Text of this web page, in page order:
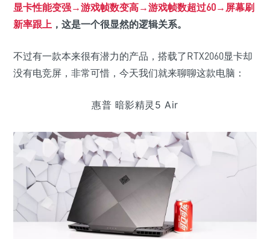
显卡性能变强→游戏帧数变高→游戏帧数超过60→屏幕刷
新率跟上 ，这是一个很显然的逻辑关系。
不过有一款本来很有潜力的产品，搭载了RTX2060显卡却
没有电竞屏，非常可惜，今天我们就来聊聊这款电脑：
惠普 暗影精灵5 Air